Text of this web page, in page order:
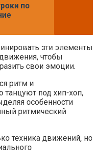
по
эти элементы
чтобы
свои эмоции.
ритм и
танцуют под хип-хоп,
особенности
ритмический
техника движений, но